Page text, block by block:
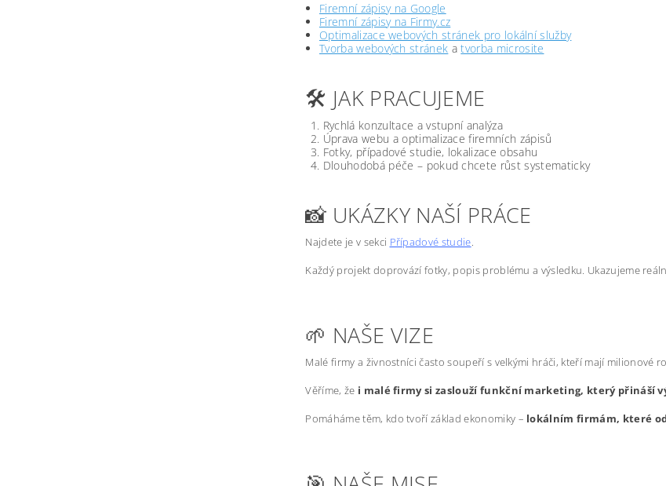
Firemní zápisy na Google
Firemní zápisy na Firmy.cz
Optimalizace webových stránek pro lokální služby
Tvorba webových stránek atvorba microsite
🛠️ JAK PRACUJEME
Rychlá konzultace a vstupní analýza
Úprava webu a optimalizace firemních zápisů
Fotky, případové studie, lokalizace obsahu
Dlouhodobá péče – pokud chcete růst systematicky
📸 UKÁZKY NAŠÍ PRÁCE
Najdete je v sekci Případové studie.
Každý projekt doprovází fotky, popis problému a výsledku. Ukazujeme
🌱 NAŠE VIZE
Malé firmy a živnostníci často soupeří s velkými hráči, kteří mají milionové
Věříme, že i malé firmy si zaslouží funkční marketing, který přináší
Pomáháme těm, kdo tvoří základ ekonomiky – lokálním firmám, které